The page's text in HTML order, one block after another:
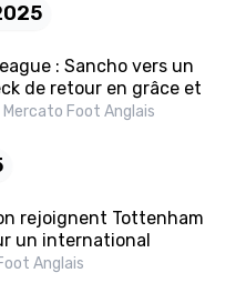
: Sancho vers un
de retour en grâce et
Mercato Foot Anglais
rejoignent Tottenham
un international
Anglais